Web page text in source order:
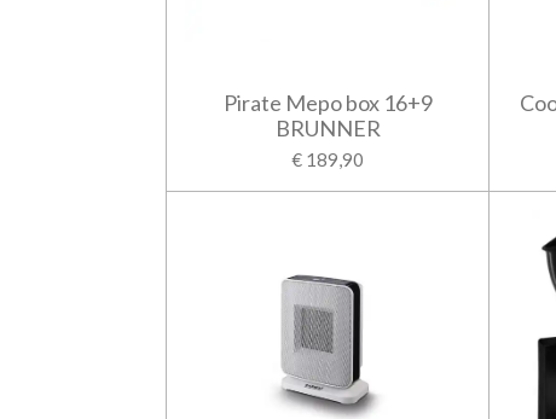
Pirate Mepo box 16+9
BRUNNER
€ 189,90